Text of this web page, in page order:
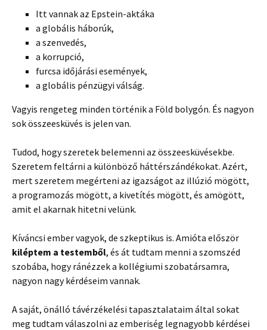
Itt vannak az Epstein-aktáka
a globális háborúk,
a szenvedés,
a korrupció,
furcsa időjárási események,
a globális pénzügyi válság.
Vagyis rengeteg minden történik a Föld bolygón. És nagyon
sok összeesküvés is jelen van.
Tudod, hogy szeretek belemenni az összeesküvésekbe.
Szeretem feltárni a különböző háttérszándékokat. Azért,
mert szeretem megérteni az igazságot az illúzió mögött,
a programozás mögött, a kivetítés mögött, és amögött,
amit el akarnak hitetni velünk.
Kíváncsi ember vagyok, de szkeptikus is. Amióta először
kiléptem a testemből, és át tudtam menni a szomszéd
szobába, hogy ránézzek a kollégiumi szobatársamra,
nagyon nagy kérdéseim vannak.
A saját, önálló távérzékelési tapasztalataim által sokat
meg tudtam válaszolni az emberiség legnagyobb kérdései